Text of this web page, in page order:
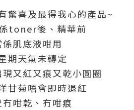
驚喜及最得我心的產品~
toner後、精華前
係肌底液咁用
期天氣未轉定
又紅又痕又乾小圓圈
甘菊唔會即時退紅
咁乾、冇咁痕